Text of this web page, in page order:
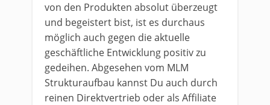
von den Produkten absolut überzeugt
und begeistert bist, ist es durchaus
möglich auch gegen die aktuelle
geschäftliche Entwicklung positiv zu
gedeihen. Abgesehen vom MLM
Strukturaufbau kannst Du auch durch
reinen Direktvertrieb oder als Affiliate